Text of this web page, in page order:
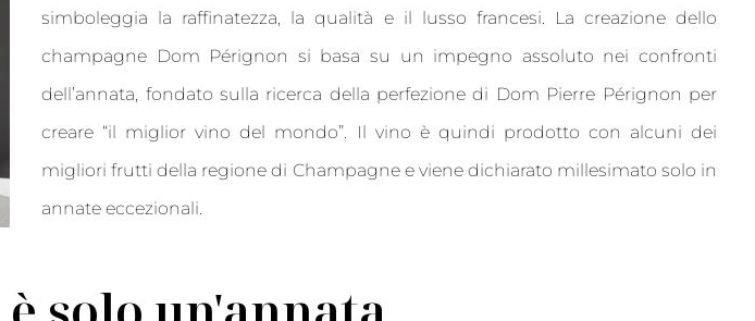
simboleggia la raffinatezza, la qualità e il lusso francesi. La creazione dello
champagne Dom Pérignon si basa su un impegno assoluto nei confronti
dell’annata, fondato sulla ricerca della perfezione di Dom Pierre Pérignon per
creare “il miglior vino del mondo”. Il vino è quindi prodotto con alcuni dei
migliori frutti della regione di Champagne e viene dichiarato millesimato solo in
annate eccezionali.